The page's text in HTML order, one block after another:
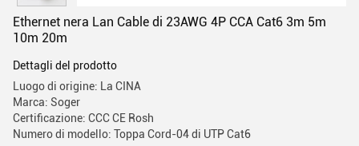
Ethernet nera Lan Cable di 23AWG 4P CCA Cat6 3m 5m
10m 20m
Dettagli del prodotto
Luogo di origine: La CINA
Marca: Soger
Certificazione: CCC CE Rosh
Numero di modello: Toppa Cord-04 di UTP Cat6